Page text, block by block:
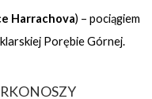
Harrachova) – pociągiem
Porębie Górnej.